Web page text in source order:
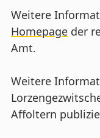
Weitere
Homepage der
Amt.
Weitere
Affoltern